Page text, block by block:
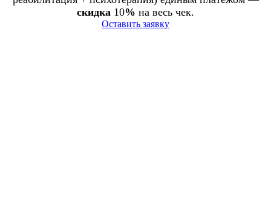
скидка 10% на весь чек.
Оставить заявку